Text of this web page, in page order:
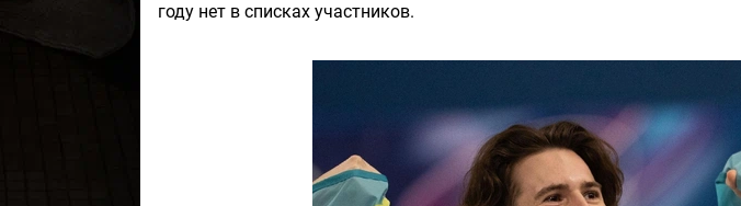
году нет в списках участников.